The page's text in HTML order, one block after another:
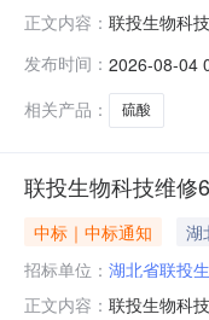
正文内容： 联投生物科
责人其它湖
门投诉。采购
发布时间： 2026-08-04
相关产品：
硫酸
联投生物科技维修
中标｜中标通知 湖
招标单位： 湖北省联投
正文内容： 联投生物科